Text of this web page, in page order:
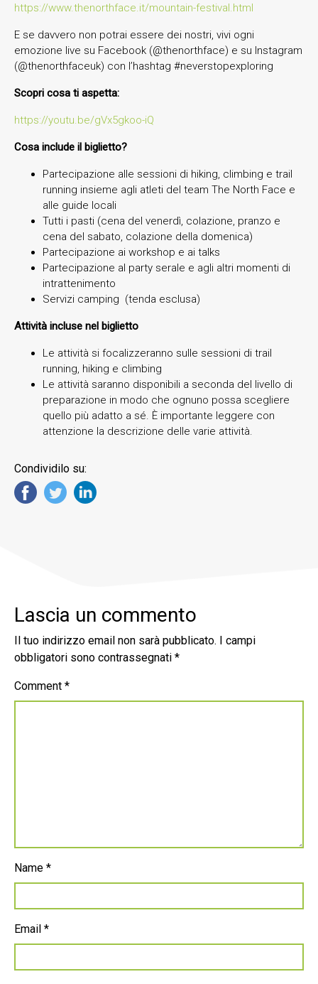
https://www.thenorthface.it/mountain-festival.html
E se davvero non potrai essere dei nostri, vivi ogni
emozione live su Facebook (@thenorthface) e su Instagram
(@thenorthfaceuk) con l’hashtag #neverstopexploring
Scopri cosa ti aspetta:
https://youtu.be/gVx5gkoo-iQ
Cosa include il biglietto?
Partecipazione alle sessioni di hiking, climbing e trail
running insieme agli atleti del team The North Face e
alle guide locali
Tutti i pasti (cena del venerdì, colazione, pranzo e
cena del sabato, colazione della domenica)
Partecipazione ai workshop e ai talks
Partecipazione al party serale e agli altri momenti di
intrattenimento
Servizi camping (tenda esclusa)
Attività incluse nel biglietto
Le attività si focalizzeranno sulle sessioni di trail
running, hiking e climbing
Le attività saranno disponibili a seconda del livello di
preparazione in modo che ognuno possa scegliere
quello più adatto a sé. È importante leggere con
attenzione la descrizione delle varie attività.
Condividilo su:
Lascia un commento
Il tuo indirizzo email non sarà pubblicato.
I campi
obbligatori sono contrassegnati *
Comment *
Name *
Email *